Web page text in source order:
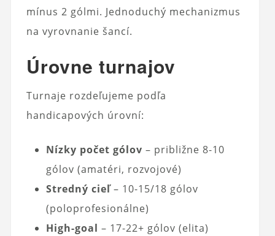
mínus 2 gólmi. Jednoduchý mechanizmus
na vyrovnanie šancí.
Úrovne turnajov
Turnaje rozdeľujeme podľa
handicapových úrovní:
Nízky počet gólov – približne 8-10
gólov (amatéri, rozvojové)
Stredný cieľ– 10-15/18 gólov
(poloprofesionálne)
High-goal – 17-22+ gólov (elita)